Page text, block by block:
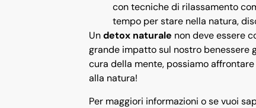
con tecniche di rilassamento
tempo per stare nella natura,
Undetox naturale non deve essere
grande impatto sul nostro benessere
cura della mente, possiamo
alla natura!
Per maggiori informazioni o se vuoi